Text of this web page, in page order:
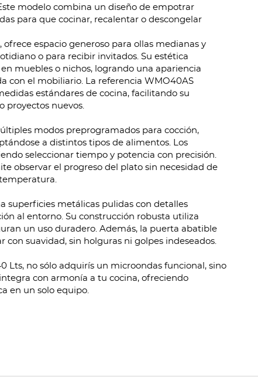
modelo combina un diseño de empotrar
para que cocinar, recalentar o descongelar
espacio generoso para ollas medianas y
o para recibir invitados. Su estética
muebles o nichos, logrando una apariencia
con el mobiliario. La referencia WMO40AS
estándares de cocina, facilitando su
proyectos nuevos.
modos preprogramados para cocción,
a distintos tipos de alimentos. Los
seleccionar tiempo y potencia con precisión.
observar el progreso del plato sin necesidad de
superficies metálicas pulidas con detalles
al entorno. Su construcción robusta utiliza
un uso duradero. Además, la puerta abatible
con suavidad, sin holguras ni golpes indeseados.
Lts, no sólo adquirís un microondas funcional, sino
con armonía a tu cocina, ofreciendo
en un solo equipo.